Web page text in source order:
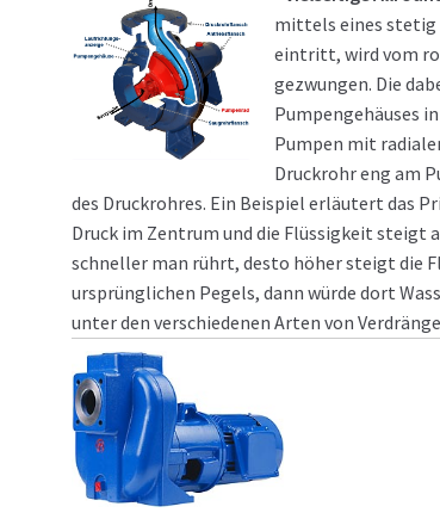
mittels eines stetig
eintritt, wird vom
gezwungen. Die
Pumpengehäuses
Pumpen mit
Druckrohr eng am
des Druckrohres. Ein Beispiel erläutert das
Druck im Zentrum und die Flüssigkeit steigt
schneller man rührt, desto höher steigt die
ursprünglichen Pegels, dann würde dort
unter den verschiedenen Arten von